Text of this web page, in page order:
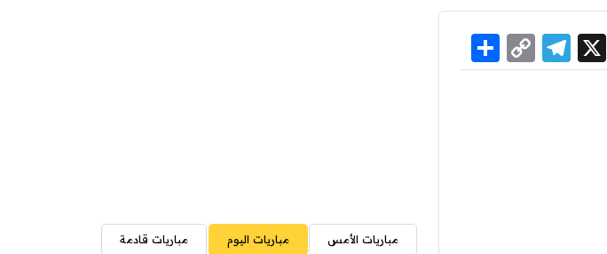
WhatsApp
X
Telegram
Copy
Link
مباريات الأمس مباريات اليوم مباريات قادمة